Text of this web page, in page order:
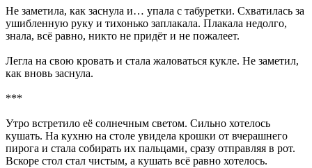
Не заметила, как заснула и… упала с табуретки. Схватилась за
ушибленную руку и тихонько заплакала. Плакала недолго,
знала, всё равно, никто не придёт и не пожалеет.
Легла на свою кровать и стала жаловаться кукле. Не заметил,
как вновь заснула.
***
Утро встретило её солнечным светом. Сильно хотелось
кушать. На кухню на столе увидела крошки от вчерашнего
пирога и стала собирать их пальцами, сразу отправляя в рот.
Вскоре стол стал чистым, а кушать всё равно хотелось.